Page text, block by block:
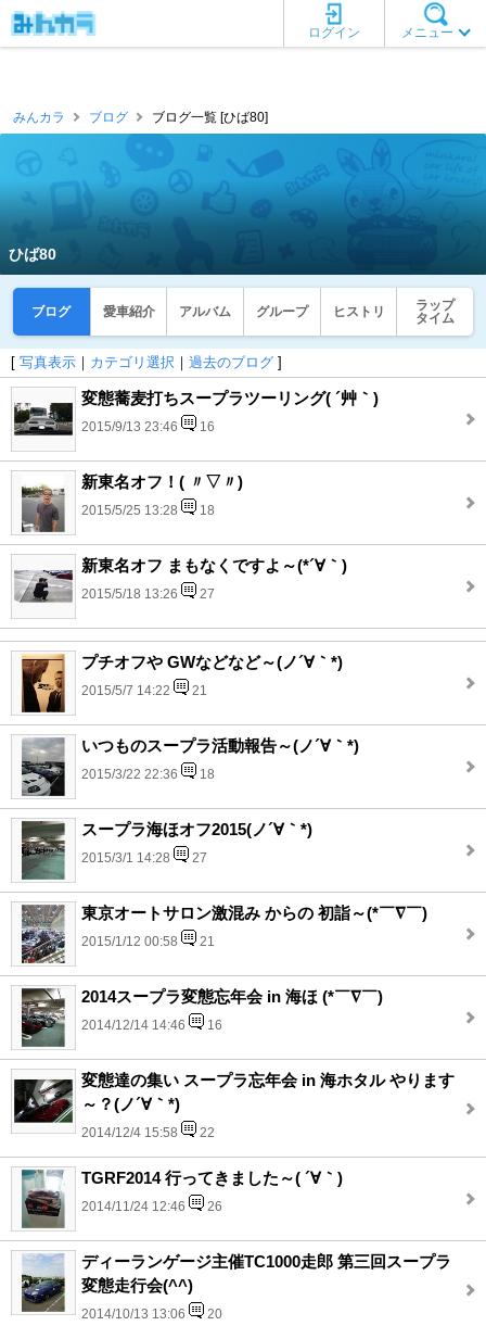
メニュー
ログイン
みんカラ ブログ ブログ一覧 [ひば80]
ひば80
ブログ 愛車紹介 アルバム グループ ヒストリ
ラップ
タイム
[ 写真表示 ｜ カテゴリ選択 ｜ 過去のブログ ]
変態蕎麦打ちスープラツーリング( ´艸｀)
2015/9/13 23:46 16
新東名オフ！( 〃▽〃)
2015/5/25 13:28 18
新東名オフ まもなくですよ～(*´∀｀)
2015/5/18 13:26 27
プチオフや GWなどなど～(ノ´∀｀*)
2015/5/7 14:22 21
いつものスープラ活動報告～(ノ´∀｀*)
2015/3/22 22:36 18
スープラ海ほオフ2015(ノ´∀｀*)
2015/3/1 14:28 27
東京オートサロン激混み からの 初詣～(*￣∇￣)
2015/1/12 00:58 21
2014スープラ変態忘年会 in 海ほ (*￣∇￣)
2014/12/14 14:46 16
変態達の集い スープラ忘年会 in 海ホタル やります
～？(ノ´∀｀*)
2014/12/4 15:58 22
TGRF2014 行ってきました～( ´∀｀)
2014/11/24 12:46 26
ディーランゲージ主催TC1000走郎 第三回スープラ
変態走行会(^^)
2014/10/13 13:06 20